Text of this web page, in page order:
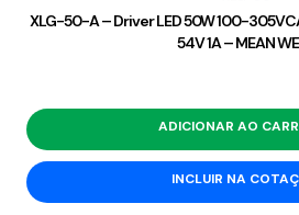
XLG-50-A – Driver LED 50W 100-
54V 1A – MEAN
ADICIONAR AO
INCLUIR NA